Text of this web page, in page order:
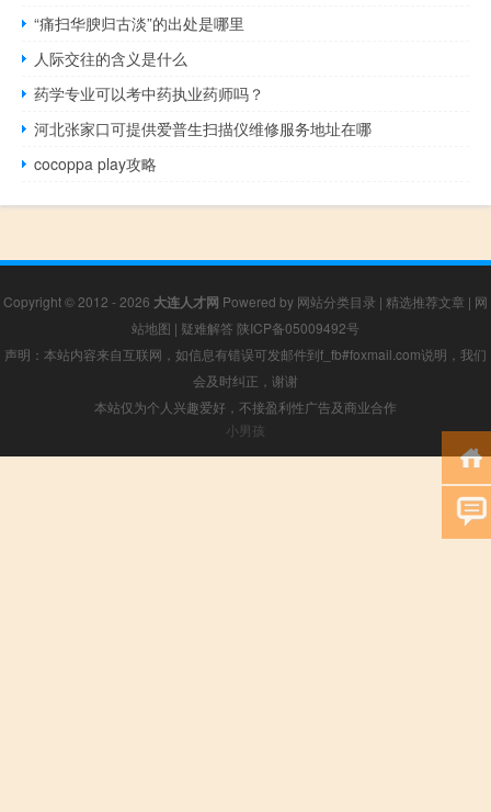
“痛扫华腴归古淡”的出处是哪里
人际交往的含义是什么
药学专业可以考中药执业药师吗？
河北张家口可提供爱普生扫描仪维修服务地址在哪
cocoppa play攻略
Copyright © 2012 - 2026 大连人才网 Powered by 网站分类目录 | 精选推荐文章 | 网
站地图 | 疑难解答 陕ICP备05009492号
声明：本站内容来自互联网，如信息有错误可发邮件到f_fb#foxmail.com说明，我们
会及时纠正，谢谢
本站仅为个人兴趣爱好，不接盈利性广告及商业合作
小男孩